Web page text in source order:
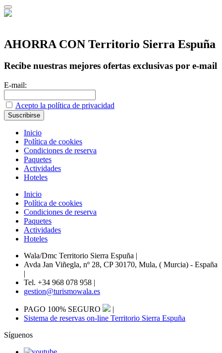
AHORRA CON Territorio Sierra Espuña
Recibe nuestras mejores ofertas exclusivas por e-mail
E-mail:
Acepto la política de privacidad
Inicio
Política de cookies
Condiciones de reserva
Paquetes
Actividades
Hoteles
Inicio
Política de cookies
Condiciones de reserva
Paquetes
Actividades
Hoteles
Wala/Dmc Territorio Sierra Espuña |
Avda Jan Viñegla, nº 28, CP 30170, Mula, ( Murcia) - España
|
Tel. +34 968 078 958 |
gestion@turismowala.es
PAGO 100% SEGURO
|
Sistema de reservas on-line Territorio Sierra Espuña
Síguenos